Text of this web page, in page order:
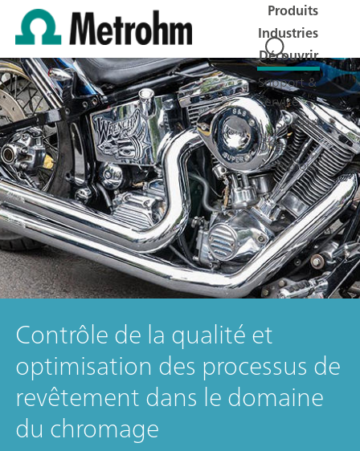
Produits
Industries
Découvrir
Support &
Service
Société
Offres
d'emplois
Contrôle de la qualité et
optimisation des processus de
revêtement dans le domaine
du chromage